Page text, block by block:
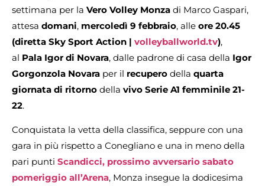
settimana per la Vero Volley Monza di Marco Gaspari,
attesa domani, mercoledì 9 febbraio, alle ore 20.45
(diretta Sky Sport Action | volleyballworld.tv),
al Pala Igor di Novara, dalle padrone di casa della Igor
Gorgonzola Novara per il recupero della quarta
giornata di ritorno della vivo Serie A1 femminile 21-
22.
Conquistata la vetta della classifica, seppure con una
gara in più rispetto a Conegliano e una in meno della
pari punti Scandicci, prossimo avversario sabato
pomeriggio all’Arena, Monza insegue la dodicesima